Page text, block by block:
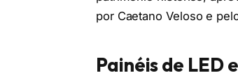
por Caetano Veloso e
Painéis de LED